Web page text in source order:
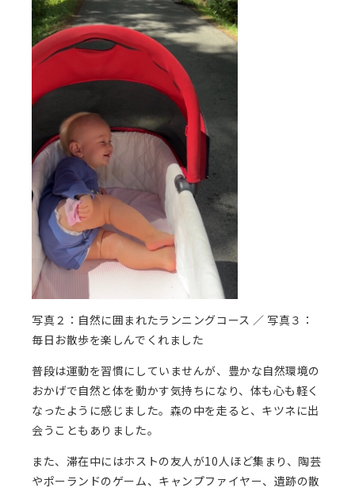
写真２：自然に囲まれたランニングコース ／ 写真３：
毎日お散歩を楽しんでくれました
普段は運動を習慣にしていませんが、豊かな自然環境の
おかげで自然と体を動かす気持ちになり、体も心も軽く
なったように感じました。森の中を走ると、キツネに出
会うこともありました。
また、滞在中にはホストの友人が10人ほど集まり、陶芸
やポーランドのゲーム、キャンプファイヤー、遺跡の散